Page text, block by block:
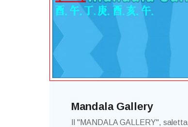
Mandala Gallery
Il "MANDALA GALLERY", saletta